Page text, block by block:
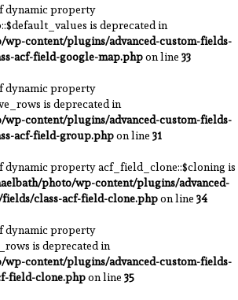
dynamic property
is deprecated in
content/plugins/advanced-custom-fields-
acf-field-google-map.phpon line33
dynamic property
is deprecated in
content/plugins/advanced-custom-fields-
acf-field-group.phpon line31
dynamic property acf_field_clone::$cloning is
photo/wp-content/plugins/advanced-
class-acf-field-clone.phpon line34
dynamic property
is deprecated in
content/plugins/advanced-custom-fields-
field-clone.phpon line35